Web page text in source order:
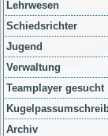
Lehrwesen
Schiedsrichter
Jugend
Verwaltung
Teamplayer gesucht
Archiv